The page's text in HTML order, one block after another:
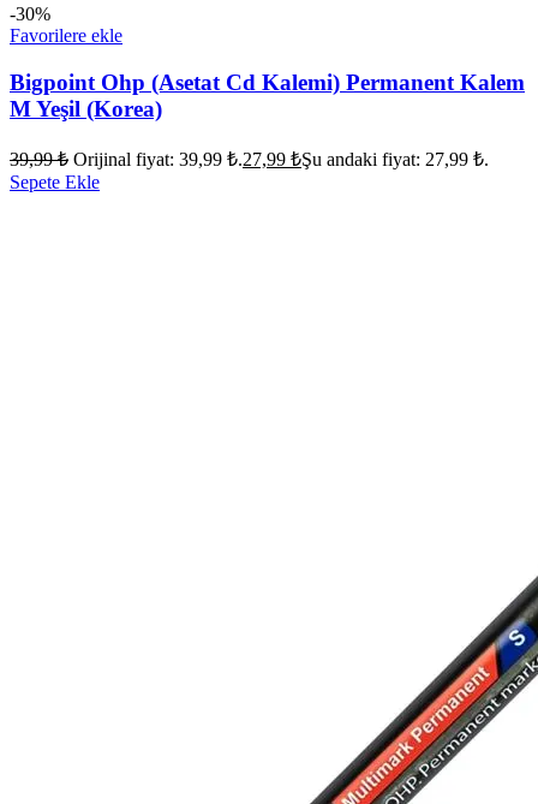
-30%
Favorilere ekle
Bigpoint Ohp (Asetat Cd Kalemi) Permanent Kalem
M Yeşil (Korea)
39,99₺ Orijinal fiyat: 39,99 ₺.27,99 ₺Şu andaki fiyat: 27,99 ₺.
Sepete Ekle